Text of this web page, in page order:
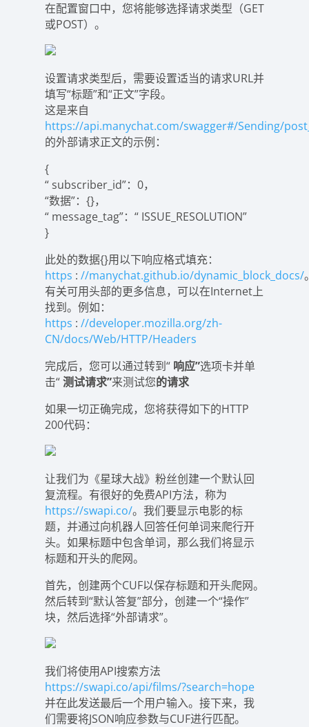
在配置窗口中，您将能够选择请求类型（GET
或POST）。
设置请求类型后，需要设置适当的请求URL并
填写“标题”和“正文”字段。
这是来自
https://api.manychat.com/swagger#/Sending/
的外部请求正文的示例：
{
“ subscriber_id”：0，
“数据”：{}，
“ message_tag”：“ ISSUE_RESOLUTION”
}
此处的数据{}用以下响应格式填充：
https : //manychat.github.io/dynamic_block_docs/
有关可用头部的更多信息，可以在Internet上
找到。例如：
https : //developer.mozilla.org/zh-
CN/docs/Web/HTTP/Headers
完成后，您可以通过转到“ 响应”选项卡并单
击“测试请求”来测试您的请求
如果一切正确完成，您将获得如下的HTTP
200代码：
让我们为《星球大战》粉丝创建一个默认回
复流程。有很好的免费API方法，称为
https://swapi.co/。我们要显示电影的标
题，并通过向机器人回答任何单词来爬行开
头。如果标题中包含单词，那么我们将显示
标题和开头的爬网。
首先，创建两个CUF以保存标题和开头爬网。
然后转到“默认答复”部分，创建一个“操作”
块，然后选择“外部请求”。
我们将使用API搜索方法
https://swapi.co/api/films/?search=hope
并在此发送最后一个用户输入。接下来，我
们需要将JSON响应参数与CUF进行匹配。